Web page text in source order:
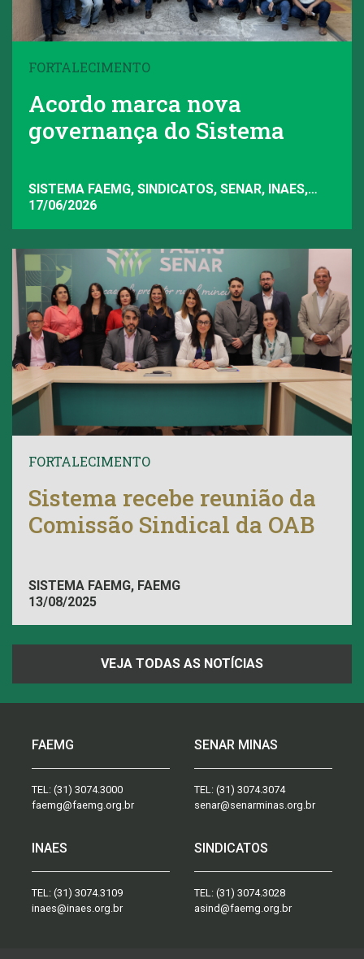
FORTALECIMENTO
Acordo marca nova
governança do Sistema
SISTEMA FAEMG, SINDICATOS, SENAR, INAES,
FAEMG
17/06/2026
FORTALECIMENTO
Sistema recebe reunião da
Comissão Sindical da OAB
SISTEMA FAEMG, FAEMG
13/08/2025
VEJA TODAS AS NOTÍCIAS
FAEMG
TEL: (31) 3074.3000
faemg@faemg.org.br
SENAR MINAS
TEL: (31) 3074.3074
senar@senarminas.org.br
INAES
TEL: (31) 3074.3109
inaes@inaes.org.br
SINDICATOS
TEL: (31) 3074.3028
asind@faemg.org.br